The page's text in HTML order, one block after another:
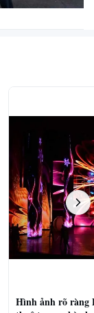
Hình ảnh rõ ràng